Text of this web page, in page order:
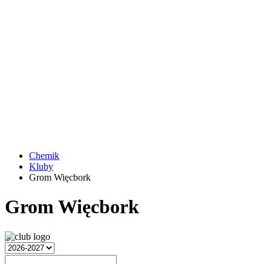
Chemik
Kluby
Grom Więcbork
Grom Więcbork